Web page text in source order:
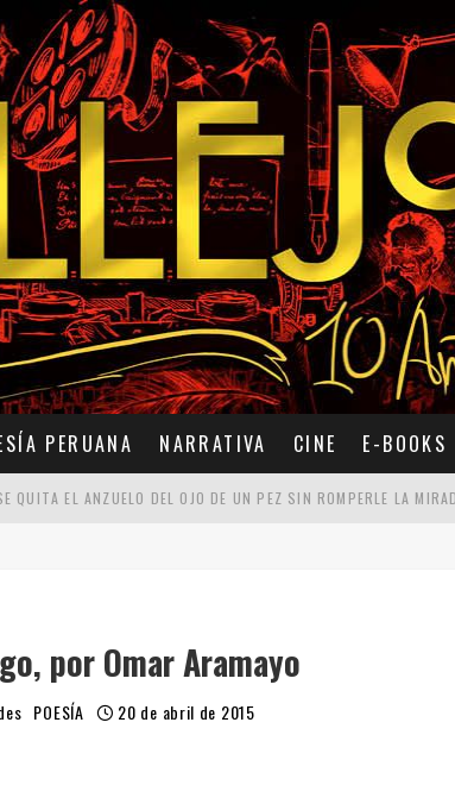
PERUANA NARRATIVA CINE E-BOOKS
MÍ TU ESPEJISMO" (2025), DE ROMINA SILMAN
por Omar Aramayo
POESÍA 20 de abril de 2015